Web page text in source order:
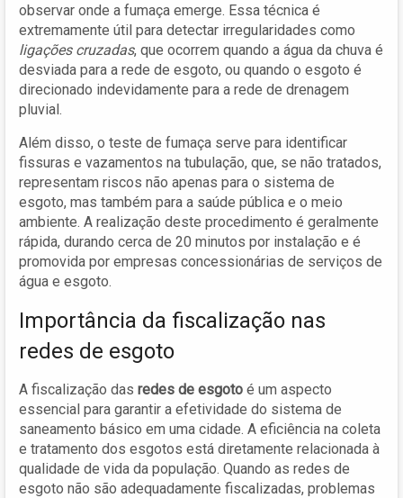
observar onde a fumaça emerge. Essa técnica é
extremamente útil para detectar irregularidades como
ligações cruzadas, que ocorrem quando a água da chuva é
desviada para a rede de esgoto, ou quando o esgoto é
direcionado indevidamente para a rede de drenagem
pluvial.
Além disso, o teste de fumaça serve para identificar
fissuras e vazamentos na tubulação, que, se não tratados,
representam riscos não apenas para o sistema de
esgoto, mas também para a saúde pública e o meio
ambiente. A realização deste procedimento é geralmente
rápida, durando cerca de 20 minutos por instalação e é
promovida por empresas concessionárias de serviços de
água e esgoto.
Importância da fiscalização nas
redes de esgoto
A fiscalização das redes de esgoto é um aspecto
essencial para garantir a efetividade do sistema de
saneamento básico em uma cidade. A eficiência na coleta
e tratamento dos esgotos está diretamente relacionada à
qualidade de vida da população. Quando as redes de
esgoto não são adequadamente fiscalizadas, problemas